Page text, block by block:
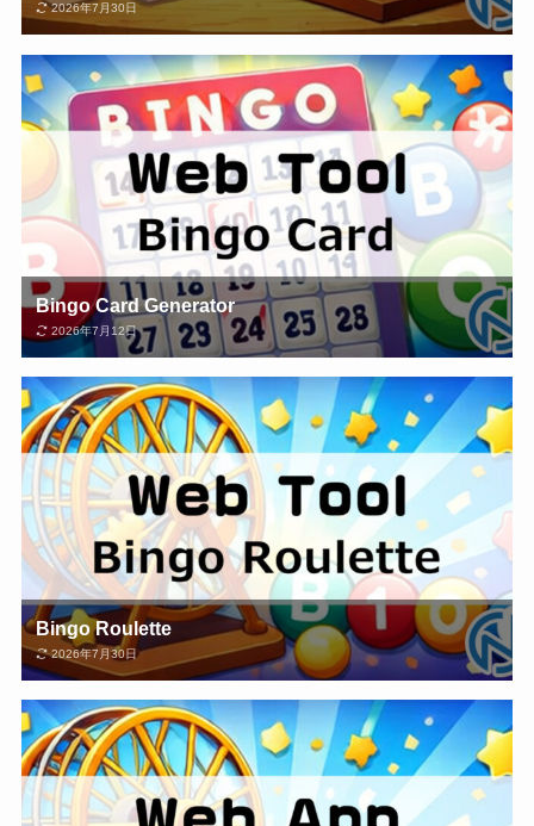
2026年7月30日
Bingo Card Generator
2026年7月12日
Bingo Roulette
2026年7月30日